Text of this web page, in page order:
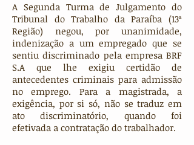
A Segunda Turma de Julgamento do
Tribunal do Trabalho da Paraíba (13ª
Região) negou, por unanimidade,
indenização a um empregado que se
sentiu discriminado pela empresa BRF
S.A que lhe exigiu certidão de
antecedentes criminais para admissão
no emprego. Para a magistrada, a
exigência, por si só, não se traduz em
ato discriminatório, quando foi
efetivada a contratação do trabalhador.